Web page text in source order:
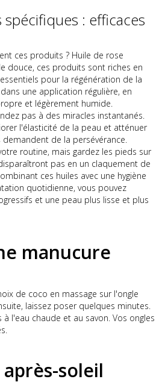
spécifiques : efficaces
ces produits ? Huile de rose
douce, ces produits sont riches en
pour la régénération de la
une application régulière, en
et légèrement humide.
pas à des miracles instantanés.
l'élasticité de la peau et atténuer
de la persévérance.
routine, mais gardez les pieds sur
pas en un claquement de
ces huiles avec une hygiène
quotidienne, vous pouvez
et une peau plus lisse et plus
manucure
de coco en massage sur l'ongle
laissez poser quelques minutes.
à l'eau chaude et au savon. Vos ongles
soleil